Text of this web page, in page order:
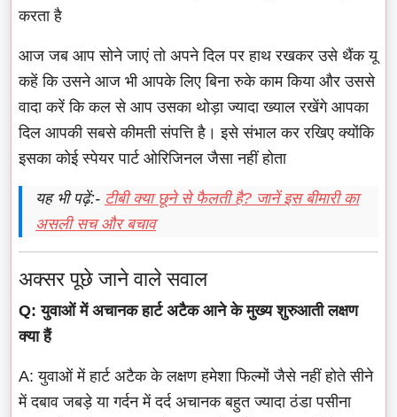
करता है
आज जब आप सोने जाएं तो अपने दिल पर हाथ रखकर उसे थैंक यू
कहें कि उसने आज भी आपके लिए बिना रुके काम किया और उससे
वादा करें कि कल से आप उसका थोड़ा ज्यादा ख्याल रखेंगे आपका
दिल आपकी सबसे कीमती संपत्ति है। इसे संभाल कर रखिए क्योंकि
इसका कोई स्पेयर पार्ट ओरिजिनल जैसा नहीं होता
यह भी पढ़ें:- टीबी क्या छूने से फैलती है? जानें इस बीमारी का
असली सच और बचाव
अक्सर पूछे जाने वाले सवाल
Q: युवाओं में अचानक हार्ट अटैक आने के मुख्य शुरुआती लक्षण
क्या हैं
A: युवाओं में हार्ट अटैक के लक्षण हमेशा फिल्मों जैसे नहीं होते सीने
में दबाव जबड़े या गर्दन में दर्द अचानक बहुत ज्यादा ठंडा पसीना